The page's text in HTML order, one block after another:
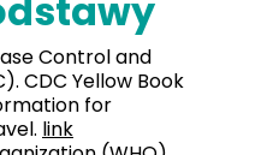
Control and
CDC Yellow Book
for
link